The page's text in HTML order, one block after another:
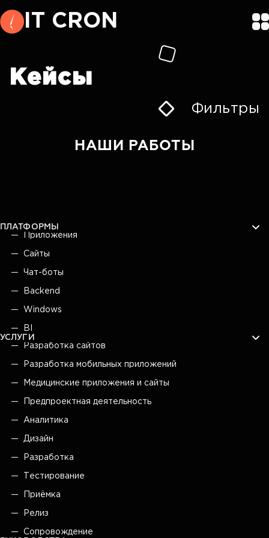
IT CRON
Кейсы
Фильтры
НАШИ РАБОТЫ
ПЛАТФОРМЫ
Приложения
Сайты
Чат-боты
Backend
Windows
BI
УСЛУГИ
Разработка сайтов
Разработка мобильных приложений
Медицинские приложения и сайты
Предпроектная деятельность
Аналитика
Дизайн
Разработка
Тестирование
Приёмка
Релиз
Сопровождение